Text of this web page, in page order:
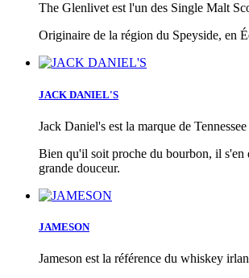
The Glenlivet est l'un des Single Malt
Originaire de la région du Speyside, en
JACK DANIEL'S
Jack Daniel's est la marque de
Bien qu'il soit proche du bourbon, il s'en
grande douceur.
JAMESON
Jameson est la référence du whiskey